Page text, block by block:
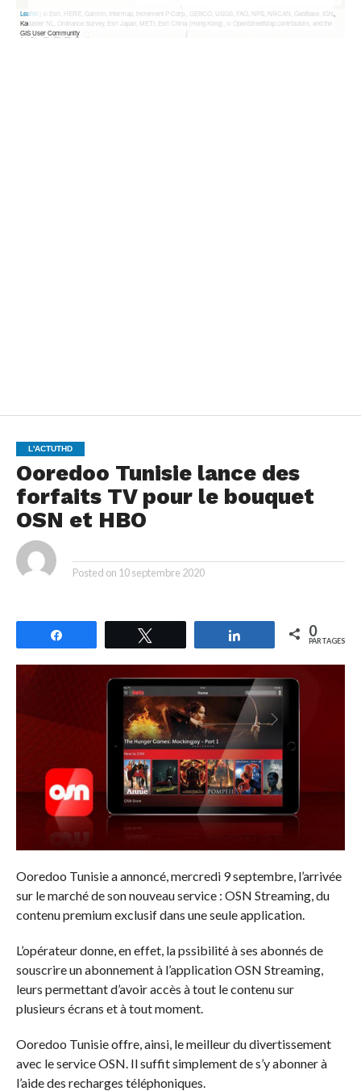
L'ACTUTHD
Ooredoo Tunisie lance des
forfaits TV pour le bouquet
OSN et HBO
Posted on 10 septembre 2020
Partagez 0
PARTAGES
Ooredoo Tunisie a annoncé, mercredi 9 septembre, l’arrivée
sur le marché de son nouveau service : OSN Streaming, du
contenu premium exclusif dans une seule application.
L’opérateur donne, en effet, la pssibilité à ses abonnés de
souscrire un abonnement à l’application OSN Streaming,
leurs permettant d’avoir accès à tout le contenu sur
plusieurs écrans et à tout moment.
Ooredoo Tunisie offre, ainsi, le meilleur du divertissement
avec le service OSN. Il suffit simplement de s’y abonner à
l’aide des recharges téléphoniques.